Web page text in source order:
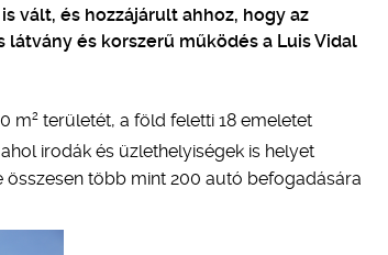
vált, és hozzájárult ahhoz, hogy az
és korszerű működés a Luis Vidal
m2 területét, a föld feletti 18 emeletet
irodák és üzlethelyiségek is helyet
több mint 200 autó befogadására